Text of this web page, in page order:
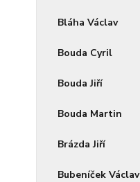
Bláha Václav
Bouda Cyril
Bouda Jiří
Bouda Martin
Brázda Jiří
Bubeníček Václav